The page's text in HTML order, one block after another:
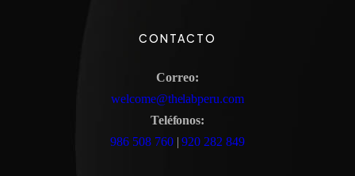
CONTACTO
Correo:
welcome@thelabperu.com
Teléfonos:
986 508 760|920 282 849